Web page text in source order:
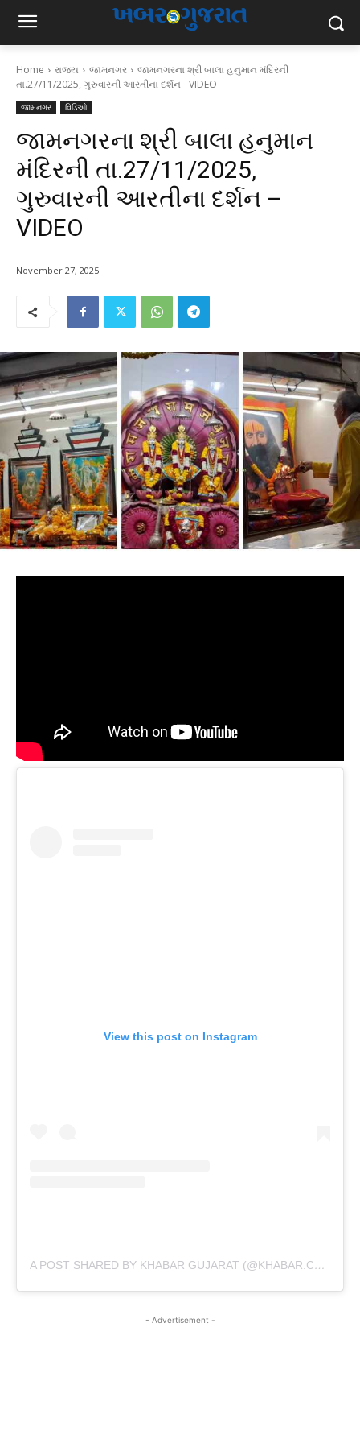
Home રાજ્ય જામનગર
જામનગરના શ્રી બાલા હનુમાન મંદિરની
તા.27/11/2025, ગુરુવારની આરતીના દર્શન - VIDEO
જામનગર વિડિઓ
જામનગરના શ્રી બાલા હનુમાન
મંદિરની તા.27/11/2025,
ગુરુવારની આરતીના દર્શન –
VIDEO
November 27, 2025
View this post on Instagram
A POST SHARED BY KHABAR GUJARAT (@KHABAR.COMMUNICATION)
- Advertisement -